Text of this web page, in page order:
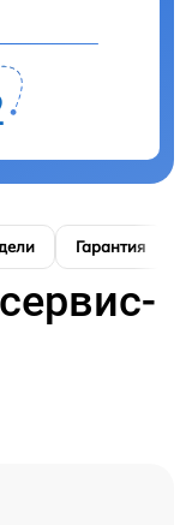
Гарантия